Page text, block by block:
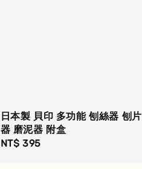
日本製 貝印 多功能 刨絲器 刨片
器 磨泥器 附盒
Regular
NT$ 395